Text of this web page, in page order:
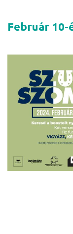
Február 10-